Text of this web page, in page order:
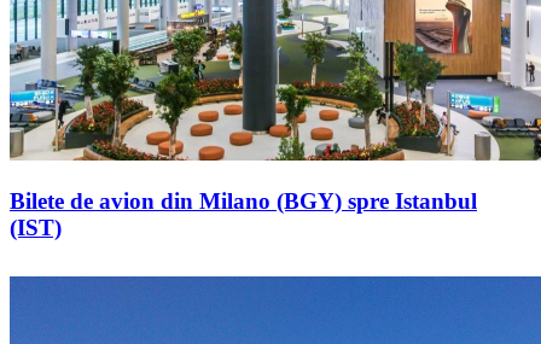
Bilete de avion din Milano (BGY) spre Istanbul
(IST)